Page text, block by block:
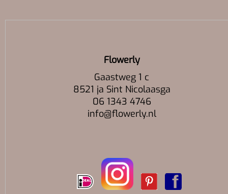
Flowerly
Gaastweg 1 c
8521 ja Sint Nicolaasga
06 1343 4746
info@flowerly.nl